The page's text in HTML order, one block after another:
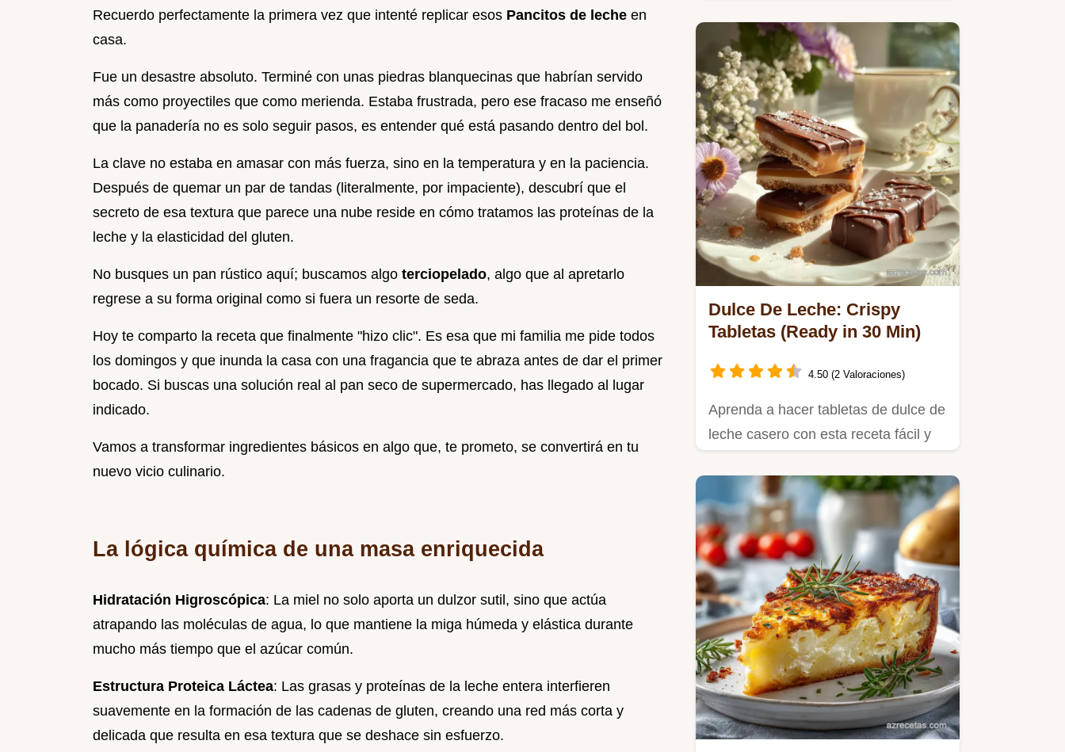
Recuerdo perfectamente la primera vez que intenté replicar esos Pancitos de leche en
casa.
Fue un desastre absoluto. Terminé con unas piedras blanquecinas que habrían servido
más como proyectiles que como merienda. Estaba frustrada, pero ese fracaso me enseñó
que la panadería no es solo seguir pasos, es entender qué está pasando dentro del bol.
La clave no estaba en amasar con más fuerza, sino en la temperatura y en la paciencia.
Después de quemar un par de tandas (literalmente, por impaciente), descubrí que el
secreto de esa textura que parece una nube reside en cómo tratamos las proteínas de la
leche y la elasticidad del gluten.
No busques un pan rústico aquí; buscamos algo terciopelado, algo que al apretarlo
regrese a su forma original como si fuera un resorte de seda.
Hoy te comparto la receta que finalmente "hizo clic". Es esa que mi familia me pide todos
los domingos y que inunda la casa con una fragancia que te abraza antes de dar el primer
bocado. Si buscas una solución real al pan seco de supermercado, has llegado al lugar
indicado.
Vamos a transformar ingredientes básicos en algo que, te prometo, se convertirá en tu
nuevo vicio culinario.
La lógica química de una masa enriquecida
Hidratación Higroscópica: La miel no solo aporta un dulzor sutil, sino que actúa
atrapando las moléculas de agua, lo que mantiene la miga húmeda y elástica durante
mucho más tiempo que el azúcar común.
Estructura Proteica Láctea: Las grasas y proteínas de la leche entera interfieren
suavemente en la formación de las cadenas de gluten, creando una red más corta y
delicada que resulta en esa textura que se deshace sin esfuerzo.
Dulce De Leche: Crispy
Tabletas (Ready in 30 Min)
4.50 (2 Valoraciones)
Aprenda a hacer tabletas de dulce de
leche casero con esta receta fácil y